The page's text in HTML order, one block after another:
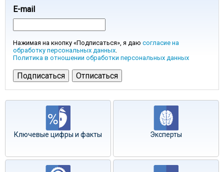
E-mail
Нажимая на кнопку «Подписаться», я даю согласие на
обработку персональных данных.
Политика в отношении обработки персональных данных
Ключевые цифры и факты Эксперты